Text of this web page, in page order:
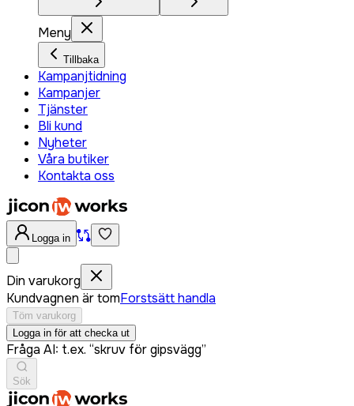
Meny
Tillbaka
Kampanjtidning
Kampanjer
Tjänster
Bli kund
Nyheter
Våra butiker
Kontakta oss
Logga in
Din varukorg
Kundvagnen är tomForstsätt handla
Töm varukorg
Logga in för att checka ut
Fråga AI: t.ex. “skruv för gipsvägg”
Sök